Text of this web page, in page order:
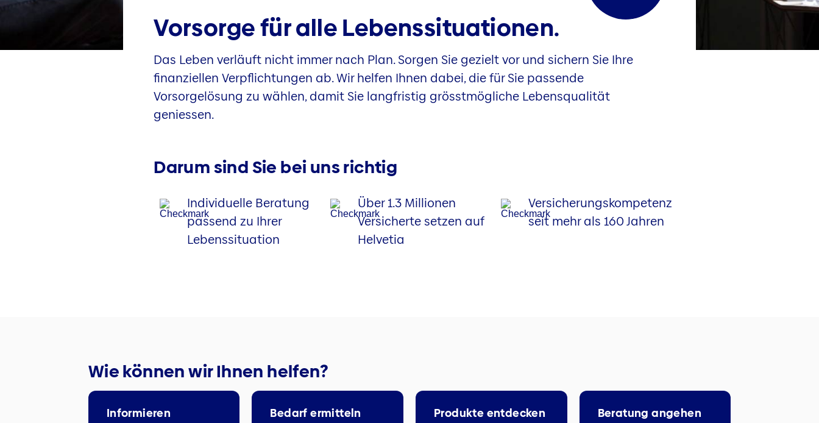
Vorsorge für alle Lebens­situationen.
Das Leben verläuft nicht immer nach Plan. Sorgen Sie gezielt vor und sichern Sie Ihre
finanziellen Verpflichtungen ab. Wir helfen Ihnen dabei, die für Sie passende
Vorsorgelösung zu wählen, damit Sie langfristig grösstmögliche Lebensqualität
geniessen.
Darum sind Sie bei uns richtig
Individuelle Beratung
passend zu Ihrer
Lebenssituation
Über 1.3 Millionen
Versicherte setzen auf
Helvetia
Versicherungskompetenz
seit mehr als 160 Jahren
Wie können wir Ihnen helfen?
Informieren Bedarf ermitteln Produkte entdecken Beratung angehen